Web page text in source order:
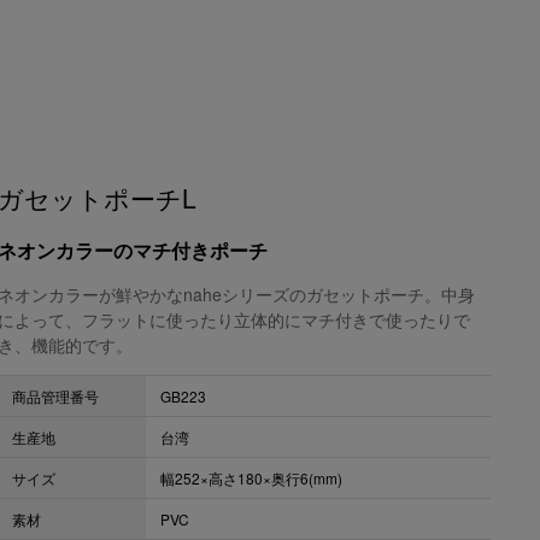
セットポーチL
オンカラーのマチ付きポーチ
オンカラーが鮮やかなnaheシリーズのガセットポーチ。中身
よって、フラットに使ったり立体的にマチ付きで使ったりで
、機能的です。
商品管理番号
GB223
生産地
台湾
サイズ
幅252×高さ180×奥行6(mm)
素材
PVC